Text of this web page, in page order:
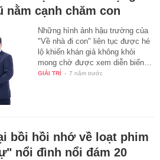
nằm cạnh chăm con
Những hình ảnh hậu trường của
"Về nhà đi con" liên tục được hé
lộ khiến khán giả không khỏi
mong chờ được xem diễn biến…
GIẢI TRÍ - 7 năm trước
bồi hồi nhớ về loạt phim
nổi đình nổi đám 20